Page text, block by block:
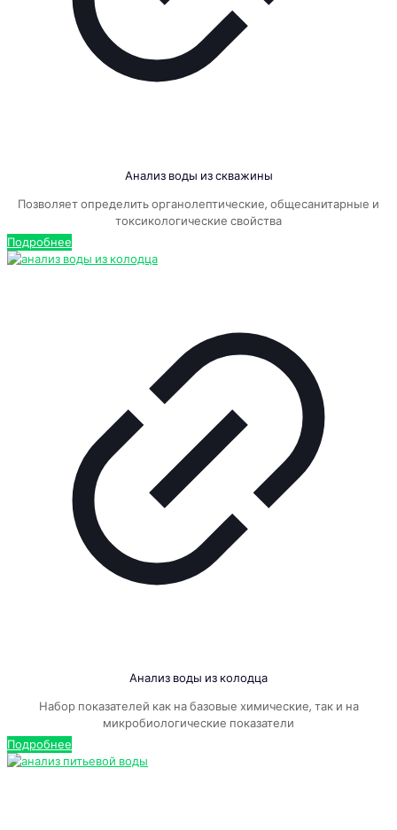
Анализ воды из скважины
Позволяет определить органолептические, общесанитарные и
токсикологические свойства
Подробнее
Анализ воды из колодца
Набор показателей как на базовые химические, так и на
микробиологические показатели
Подробнее